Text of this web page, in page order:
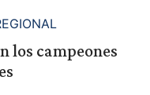
los campeones